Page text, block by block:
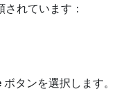
れています：
ボタンを選択します。